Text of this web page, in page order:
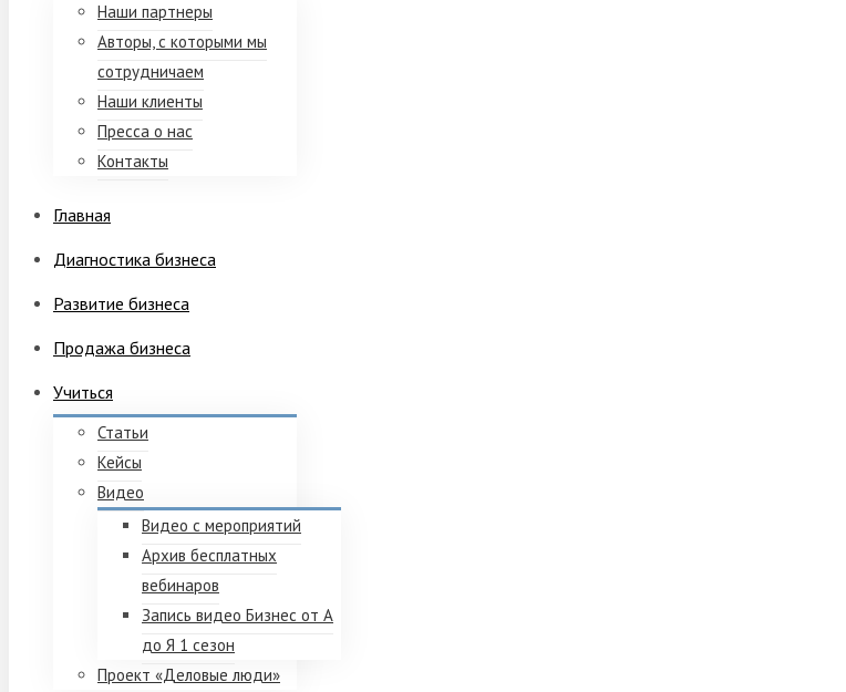
Наши партнеры
Авторы, с которыми мы
сотрудничаем
Наши клиенты
Пресса о нас
Контакты
Главная
Диагностика бизнеса
Развитие бизнеса
Продажа бизнеса
Учиться
Статьи
Кейсы
Видео
Видео с мероприятий
Архив бесплатных
вебинаров
Запись видео Бизнес от А
до Я 1 сезон
Проект «Деловые люди»